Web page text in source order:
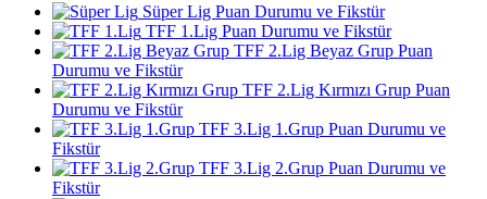
Süper Lig Puan Durumu ve Fikstür
TFF 1.Lig Puan Durumu ve Fikstür
TFF 2.Lig Beyaz Grup Puan
Durumu ve Fikstür
TFF 2.Lig Kırmızı Grup Puan
Durumu ve Fikstür
TFF 3.Lig 1.Grup Puan Durumu ve
Fikstür
TFF 3.Lig 2.Grup Puan Durumu ve
Fikstür